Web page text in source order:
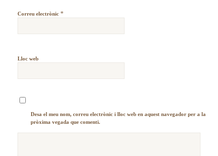
Correu electrònic *
Lloc web
Desa el meu nom, correu electrònic i lloc web en aquest navegador per a la
pròxima vegada que comenti.